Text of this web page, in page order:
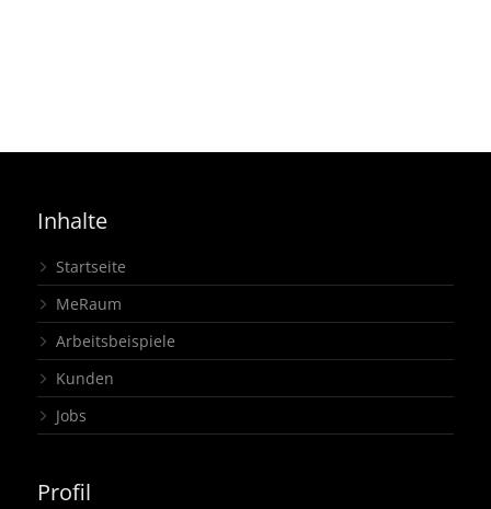
Inhalte
Startseite
MeRaum
Arbeitsbeispiele
Kunden
Jobs
Profil